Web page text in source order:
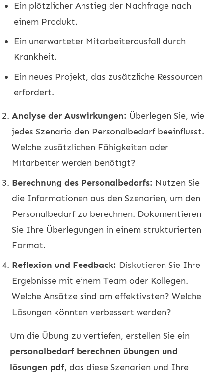
Ein plötzlicher Anstieg der Nachfrage nach
einem Produkt.
Ein unerwarteter Mitarbeiterausfall durch
Krankheit.
Ein neues Projekt, das zusätzliche Ressourcen
erfordert.
Analyse der Auswirkungen: Überlegen Sie, wie
jedes Szenario den Personalbedarf beeinflusst.
Welche zusätzlichen Fähigkeiten oder
Mitarbeiter werden benötigt?
Berechnung des Personalbedarfs: Nutzen Sie
die Informationen aus den Szenarien, um den
Personalbedarf zu berechnen. Dokumentieren
Sie Ihre Überlegungen in einem strukturierten
Format.
Reflexion und Feedback: Diskutieren Sie Ihre
Ergebnisse mit einem Team oder Kollegen.
Welche Ansätze sind am effektivsten? Welche
Lösungen könnten verbessert werden?
Um die Übung zu vertiefen, erstellen Sie ein
personalbedarf berechnen übungen und
lösungen pdf, das diese Szenarien und Ihre